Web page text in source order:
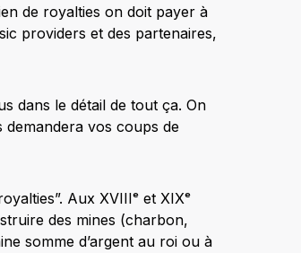
de royalties on doit payer à
providers et des partenaires,
dans le détail de tout ça. On
demandera vos coups de
Aux XVIIIᵉ et XIXᵉ
des mines (charbon,
somme d’argent au roi ou à